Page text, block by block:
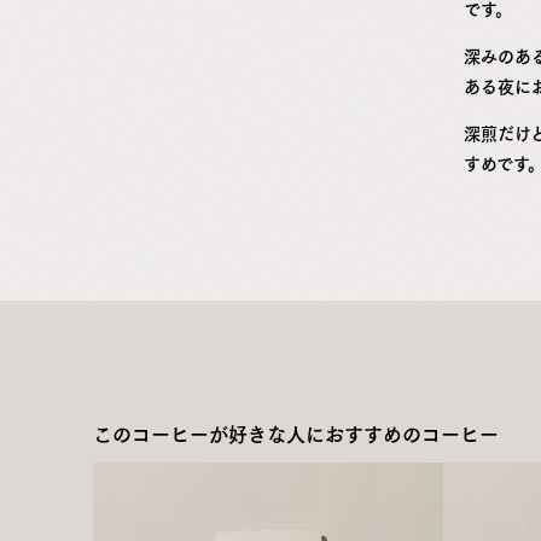
です。
深みのあ
ある夜に
深煎だけ
すめです
このコーヒーが好きな人におすすめのコーヒー